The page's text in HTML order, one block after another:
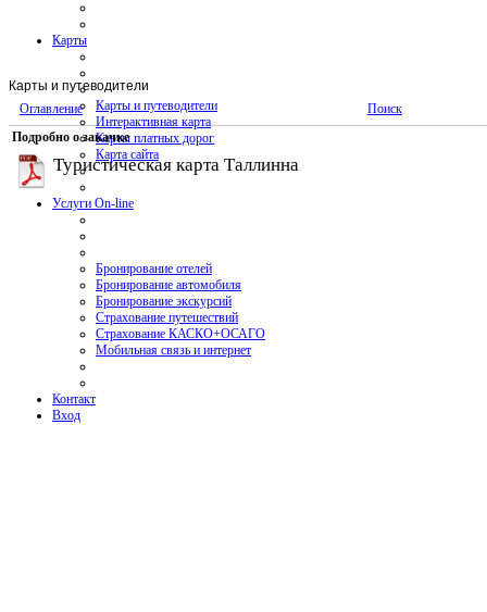
Карты
Карты и путеводители
Интерактивная карта
Карты платных дорог
Карта сайта
Услуги On-line
Бронирование отелей
Бронирование автомобиля
Бронирование экскурсий
Страхование путешествий
Страхование КАСКО+ОСАГО
Мобильная связь и интернет
Контакт
Вход
Карты и путеводители
Оглавление
Поиск
Подробно о закачке
Туристическая карта Таллинна